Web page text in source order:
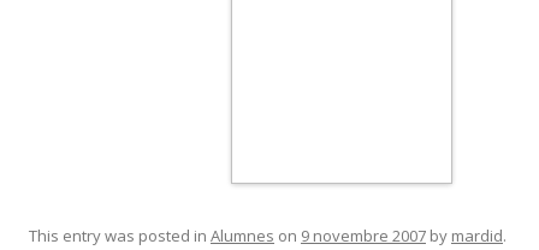
This entry was posted in Alumnes on 9 novembre 2007 by mardid.